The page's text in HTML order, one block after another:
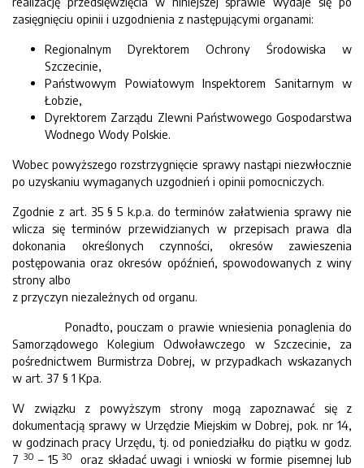
zasięgnięciu opinii i uzgodnienia z następującymi organami:
Regionalnym Dyrektorem Ochrony Środowiska w
Szczecinie,
Państwowym Powiatowym Inspektorem Sanitarnym w
Łobzie,
Dyrektorem Zarządu Zlewni Państwowego Gospodarstwa
Wodnego Wody Polskie.
Wobec powyższego rozstrzygnięcie sprawy nastąpi niezwłocznie
po uzyskaniu wymaganych uzgodnień i opinii pomocniczych.
Zgodnie z art. 35 § 5 k.p.a. do terminów załatwienia sprawy nie
wlicza się terminów przewidzianych w przepisach prawa dla
dokonania określonych czynności, okresów zawieszenia
postępowania oraz okresów opóźnień, spowodowanych z winy
strony albo
z przyczyn niezależnych od organu.
Ponadto, pouczam o prawie wniesienia ponaglenia do
Samorządowego Kolegium Odwoławczego w Szczecinie, za
pośrednictwem Burmistrza Dobrej, w przypadkach wskazanych
w art. 37 § 1 Kpa.
W związku z powyższym strony mogą zapoznawać się z
dokumentacją sprawy w Urzędzie Miejskim w Dobrej, pok. nr 14,
w godzinach pracy Urzędu, tj. od poniedziałku do piątku w godz.
7 30 – 15 30
oraz składać uwagi i wnioski w formie pisemnej lub